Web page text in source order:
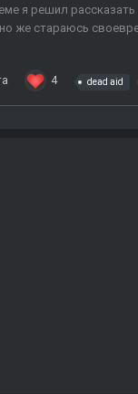
я решил
же стараюсь
4 dead aid